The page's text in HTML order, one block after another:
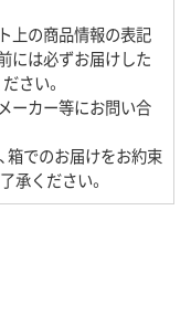
上の商品情報の表記
には必ずお届けした
さい。
ーカー等にお問い合
箱でのお届けをお約束
承ください。